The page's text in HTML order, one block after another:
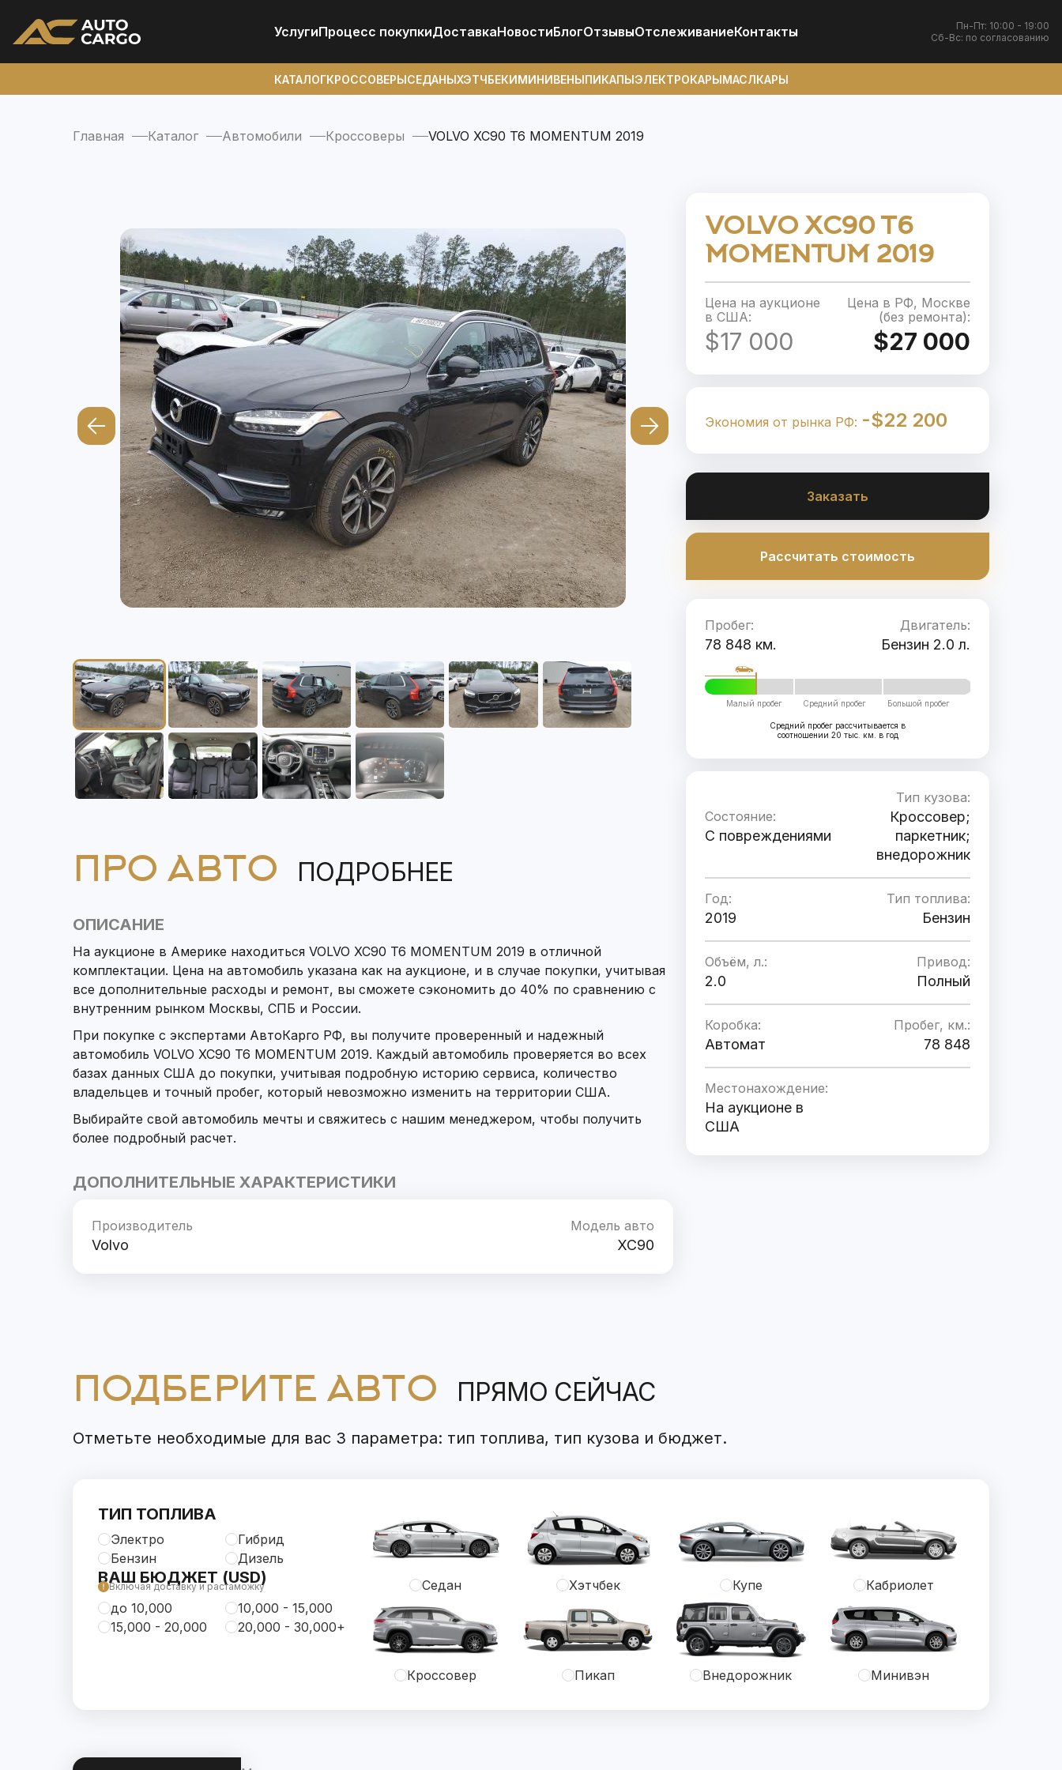
УслугиПроцесс покупкиДоставкаНовостиБлогОтзывыОтcлеживаниеКонтакты
Пн-Пт: 10:00 - 19:00
Сб-Вс: по согласованию
КАТАЛОГКРОССОВЕРЫСЕДАНЫХЭТЧБЕКИМИНИВЕНЫПИКАПЫЭЛЕКТРОКАРЫМАСЛКАРЫ
Главная Каталог Автомобили Кроссоверы VOLVO XC90 T6 MOMENTUM 2019
ПРО АВТО ПОДРОБНЕЕ
ОПИСАНИЕ
На аукционе в Америке находиться VOLVO XC90 T6 MOMENTUM 2019 в отличной
комплектации. Цена на автомобиль указана как на аукционе, и в случае покупки, учитывая
все дополнительные расходы и ремонт, вы сможете сэкономить до 40% по сравнению с
внутренним рынком Москвы, СПБ и России.
При покупке с экспертами АвтоКарго РФ, вы получите проверенный и надежный
автомобиль VOLVO XC90 T6 MOMENTUM 2019. Каждый автомобиль проверяется во всех
базах данных США до покупки, учитывая подробную историю сервиса, количество
владельцев и точный пробег, который невозможно изменить на территории США.
Выбирайте свой автомобиль мечты и свяжитесь с нашим менеджером, чтобы получить
более подробный расчет.
ДОПОЛНИТЕЛЬНЫЕ ХАРАКТЕРИСТИКИ
Производитель
Volvo
Модель авто
XC90
VOLVO XC90 T6
MOMENTUM 2019
Цена на аукционе
в США:
$17 000
Цена в РФ, Москве
(без ремонта):
$27 000
Экономия от рынка РФ: -$22 200
Заказать
Рассчитать стоимость
Пробег:
78 848 км.
Двигатель:
Бензин 2.0 л.
Малый пробег Средний пробег Большой пробег
Средний пробег рассчитывается в
соотношении 20 тыс. км. в год
Состояние:
C повреждениями
Тип кузова:
Кроссовер;
паркетник;
внедорожник
Год:
2019
Тип топлива:
Бензин
Объём, л.:
2.0
Привод:
Полный
Коробка:
Автомат
Пробег, км.:
78 848
Местонахождение:
На аукционе в
США
ПОДБЕРИТЕ АВТО ПРЯМО СЕЙЧАС
Отметьте необходимые для вас 3 параметра: тип топлива, тип кузова и бюджет.
ТИП ТОПЛИВА
Электро
Гибрид
Бензин
Дизель
ВАШ БЮДЖЕТ (USD)
Включая доставку и растаможку
до 10,000
10,000 - 15,000
15,000 - 20,000
20,000 - 30,000+
Седан Хэтчбек Купе Кабриолет
Кроссовер Пикап Внедорожник Минивэн